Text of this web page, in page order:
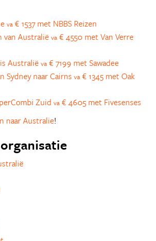
va € 1537 met NBBS Reizen
van Australië va € 4550 met Van Verre
Australiëva € 7199 met Sawadee
Sydney naar Cairns va € 1345 met Oak
Zuid va € 4605 met Fivesenses
naar Australie!